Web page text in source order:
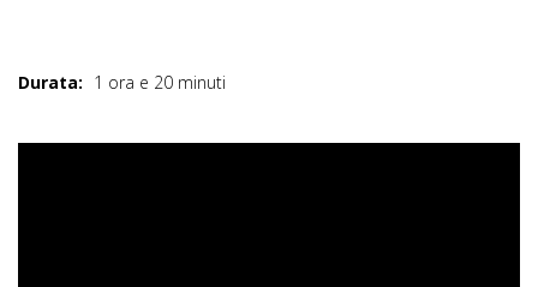
Durata: 1 ora e 20 minuti